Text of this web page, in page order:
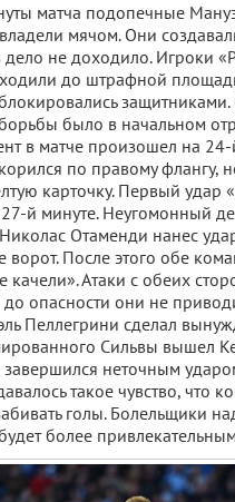
матча подопечные
мячом. Они
не доходило. Игроки
до штрафной
защитниками.
было в начальном
в матче произошел на 24-
по правому флангу,
карточку. Первый удар
27-й минуте. Неугомонный
Николас Отаменди нанес
ворот. После этого обе
качели». Атаки с обеих
опасности они не
Пеллегрини сделал
Сильвы вышел
неточным
такое чувство, что
голы. Болельщики
более